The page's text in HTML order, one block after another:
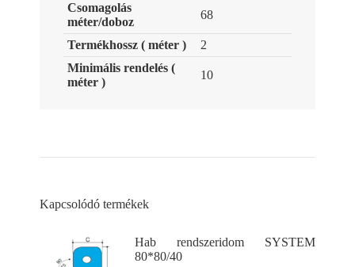
Csomagolás
méter/doboz
68
Termékhossz ( méter )
2
Minimális rendelés (
méter )
10
Kapcsolódó termékek
Hab rendszeridom SYSTEM
80*80/40